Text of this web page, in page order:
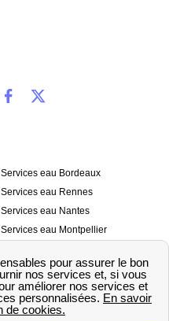
Services eau Bordeaux
Services eau Rennes
Services eau Nantes
Services eau Montpellier
Services eau Strasbourg